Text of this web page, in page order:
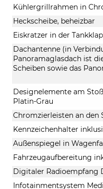
Kühlergrillrahmen in
Heckscheibe, beheizbar
Eiskratzer in der
Dachantenne (in
Panoramaglasdach ist
Scheiben sowie das
Designelemente am
Platin-Grau
Chromzierleisten an den
Kennzeichenhalter
Außenspiegel in
Fahrzeugaufbereitung
Digitaler Radioempfang
Infotainmentsystem